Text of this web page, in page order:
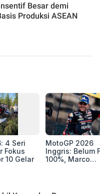
Besar demi
Produksi ASEAN
4 Seri
Fokus
10 Gelar
MotoGP 2026
Inggris: Belum
100%, Marco
GP